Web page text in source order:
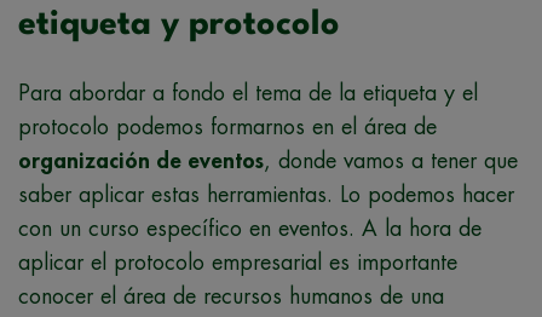
etiqueta y protocolo
Para abordar a fondo el tema de la etiqueta y el
protocolo podemos formarnos en el área de
organización de eventos, donde vamos a tener que
saber aplicar estas herramientas. Lo podemos hacer
con un curso específico en eventos. A la hora de
aplicar el protocolo empresarial es importante
conocer el área de recursos humanos de una